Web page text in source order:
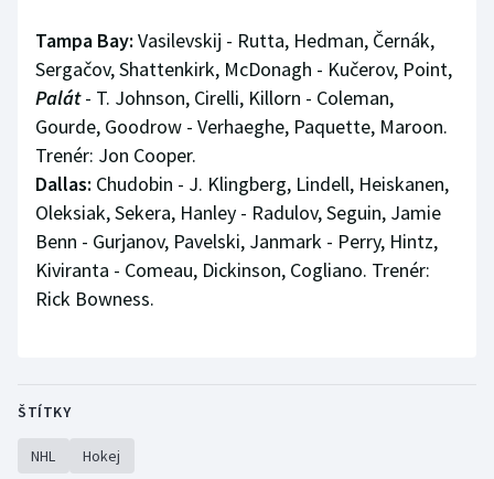
Tampa Bay: Vasilevskij - Rutta, Hedman, Černák,
Sergačov, Shattenkirk, McDonagh - Kučerov, Point,
Palát- T. Johnson, Cirelli, Killorn - Coleman,
Gourde, Goodrow - Verhaeghe, Paquette, Maroon.
Trenér: Jon Cooper.
Dallas: Chudobin - J. Klingberg, Lindell, Heiskanen,
Oleksiak, Sekera, Hanley - Radulov, Seguin, Jamie
Benn - Gurjanov, Pavelski, Janmark - Perry, Hintz,
Kiviranta - Comeau, Dickinson, Cogliano. Trenér:
Rick Bowness.
ŠTÍTKY
NHL Hokej